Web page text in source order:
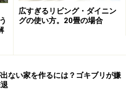
1988年）に取り壊され、集会
れたとのこと。古い木造建築
ですが…。その集会室では12
からの横浜」と題したショー
ション、スライドショーが行
広すぎるリビング・ダイニン
グの使い方。20畳の場合
ない家を作るには？ゴキブリが嫌